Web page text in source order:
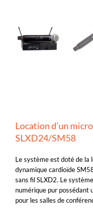
Location d’un
SLXD24/SM58
Le système est doté de la
dynamique cardioïde
sans fil SLXD2. Le
numérique pur possédant
pour les salles de